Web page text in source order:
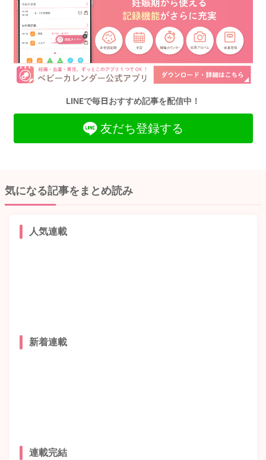
LINEで毎日おすすめ記事を配信中！
友だち登録する
気になる記事をまとめ読み
人気連載
新着連載
連載完結